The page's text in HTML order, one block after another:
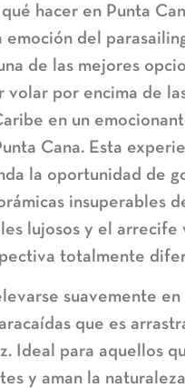
hacer en Punta
emoción del
de las mejores
volar por encima de
en un
Cana. Esta
la oportunidad de
insuperables
lujosos y el arrecife
totalmente
suavemente
que es
Ideal para aquellos
y aman la